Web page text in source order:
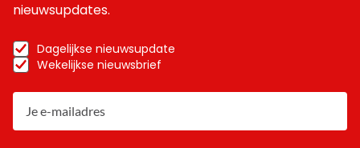
nieuwsupdates.
Dagelijkse nieuwsupdate
Wekelijkse nieuwsbrief